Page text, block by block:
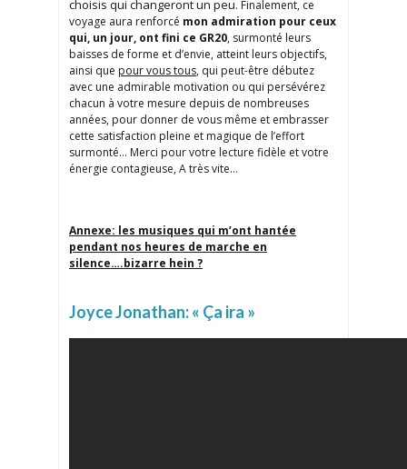
choisis qui changeront un peu. Finalement, ce
voyage aura renforcé mon admiration pour ceux
qui, un jour, ont fini ce GR20, surmonté leurs
baisses de forme et d’envie, atteint leurs objectifs,
ainsi que pour vous tous, qui peut-être débutez
avec une admirable motivation ou qui persévérez
chacun à votre mesure depuis de nombreuses
années, pour donner de vous même et embrasser
cette satisfaction pleine et magique de l’effort
surmonté… Merci pour votre lecture fidèle et votre
énergie contagieuse, A très vite…
Annexe: les musiques qui m’ont hantée
pendant nos heures de marche en
silence….bizarre hein ?
Joyce Jonathan: « Ça ira »